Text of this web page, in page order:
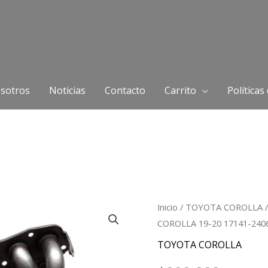
Noticias Contacto Carrito Políticas
Inicio / TOYOTA COROLLA
COROLLA 19-20 17141-
TOYOTA COROLLA
COLECTOR
ESCAPE
TOYOTA